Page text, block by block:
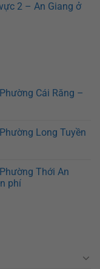
2 – An Giang ở
Cái Răng –
Long Tuyền
Thới An
phí